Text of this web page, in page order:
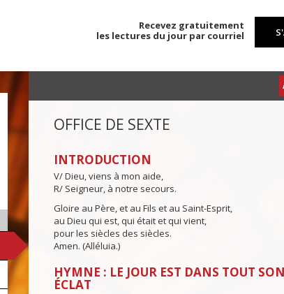
Recevez gratuitement
les lectures du jour par courriel
OFFICE DE SEXTE
INTRODUCTION
V/ Dieu, viens à mon aide,
R/ Seigneur, à notre secours.
Gloire au Père, et au Fils et au Saint-Esprit,
au Dieu qui est, qui était et qui vient,
pour les siècles des siècles.
Amen. (Alléluia.)
HYMNE : LE JOUR EST DANS TOUT SON
ÉCLAT